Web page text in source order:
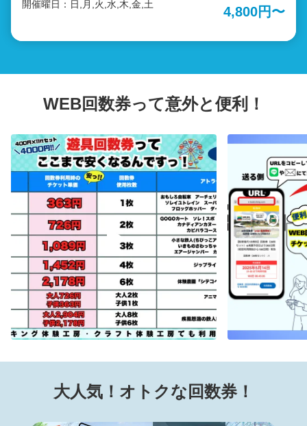
レッジ、体験農園（シテコベサステナブルファーム）、クラ
運行状況や身長制限は公式HPをご確認ください。
報はこちら→ https://soleil-park.jp/category/play 【注意事
日 ※施設都合により、予告なく利用不可日が発生する場合が
限り、当チケットをお持ちでない方が、当チケットをお持ち
の方と同乗する場合、一人あたり400円分のチケットを別途
いただきます。現地券売機での400円券や、紙回数券・デジ
タル回数券でお支払いができます。 ・ご来園後、係員がリス
トバンドと引き換えます。ログイン後「マイページ」から、
チケット画面をご提示ください。 ・引き換え場所は、エント
ランス事務所またはアーチェリー受付の2か所のみとなりま
す。 【チケットが無効となる場合】 ：お客様ご自身でチケ
ット画面【利用開始】を押下した場合 ：お客様ご自身がリス
トバンドを外された場合 ：有効な日時を過ぎた場合 【購入
に関して】 カレンダーより来園予定日を指定して購入くださ
い。 このチケットは当日限り有効です。 ご来園後、メイン
エントランス事務所・アーチェリー受付の係員がリストバン
ドと引き換えます。 キャンセルは、購入後に届くメールの
セルにつきましては、下記キャンセルポリシーに準じます。
5a74-bbfe-b8bd5153f421?lng=ja 観覧車、ゴーカートなどの
人気遊具に加え、全長300mのジップラインや、高さ15mの
クション乗り放題パスで、朝から晩までソレイユの丘で遊び
人舞台 (単品チケットの場合3,200円) ジップライン (単品
合800円) おもしろ自転車 (単品チケットの場合400円) シバ
スライダー (単品チケットの場合400円) ソレ！スポ / レー
ザーゾーン (単品チケットの場合1600円／2人) アーチェリ
ー (単品チケットの場合400円) バナナフロート (単品チケ
ットの場合1,200円) レトロボート (単品チケットの場合
1600円) カナディアンカヌー (単品チケットの場合1,200円
／2人乗り) カピバラコースター (単品チケットの場合800
円) ぶらりんこ (単品チケットの場合400円) UFOバンぱ
ー！ (単品チケットの場合800円) ソレイユトレイン (単品
チケットの場合400円) トランポリン (単品チケットの場合
400円) 観覧車 (単品チケットの場合800円) メリーゴーラン
ド (単品チケットの場合400円) ガンバレ！消防車 (単品チ
ケットの場合400円) フロッグホッパー (単品チケットの場
合400円) スーパースインガー (単品チケットの場合400円)
計17,600円 → 4,800円で乗りほうだい！！ 【対象外のア
カー、あそびのレンタルバイキング、Ezy Roller、Carnival
ものさわっちゃ王国&タッチうおっち水族館、アニマルヴィ
フト体験、クッキング体験、温浴施設海と夕日の湯 ※最新の
開催曜日：日,月,火,水,木,金,土 4,800円〜
WEB回数券って意外と便利！
大人気！オトクな回数券！